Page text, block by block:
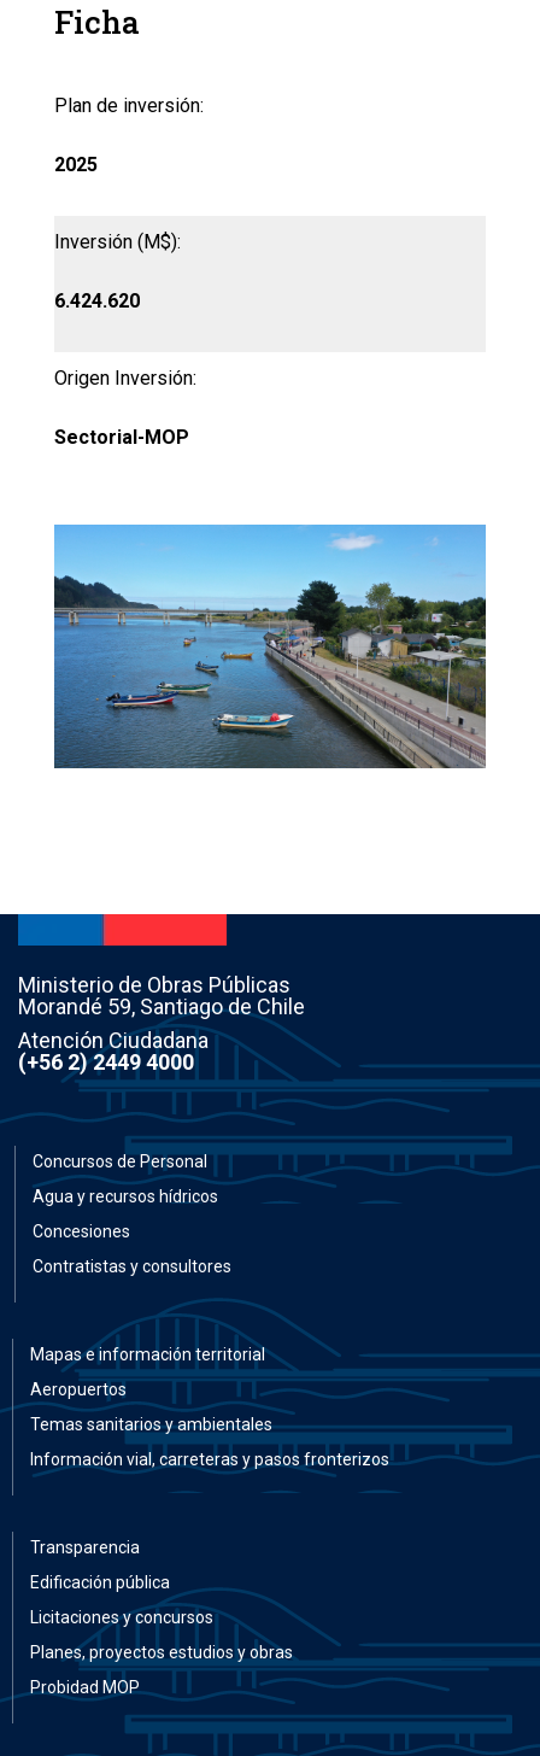
Ficha
Plan de inversión:
2025
Inversión (M$):
6.424.620
Origen Inversión:
Sectorial-MOP
Ministerio de Obras Públicas
Morandé 59, Santiago de Chile
Atención Ciudadana
(+56 2) 2449 4000
Concursos de Personal
Agua y recursos hídricos
Concesiones
Contratistas y consultores
Mapas e información territorial
Aeropuertos
Temas sanitarios y ambientales
Información vial, carreteras y pasos fronterizos
Transparencia
Edificación pública
Licitaciones y concursos
Planes, proyectos estudios y obras
Probidad MOP